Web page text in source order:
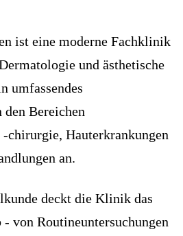
ist eine moderne Fachklinik
und ästhetische
umfassendes
Bereichen
chirurgie, Hauterkrankungen
an.
deckt die Klinik das
- von Routineuntersuchungen